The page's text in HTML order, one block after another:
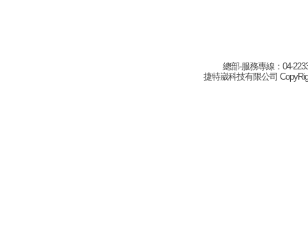
總部-服務專線：04-
捷特崴科技有限公司